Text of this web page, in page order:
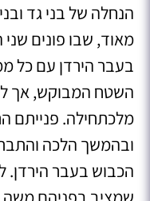
הנחלה של בני גד
מאוד, שבו פונים
בעבר הירדן עם כל
השטח המבוקש, אך
מלכתחילה. פנייתם
ובהמשך הלכה
הכבוש בעבר הירדן.